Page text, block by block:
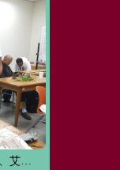
2020.06 中文角-端午粽子、香包、艾草花束